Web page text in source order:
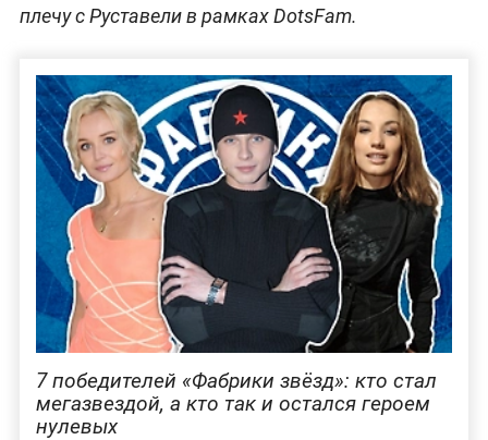
плечу с Руставели в рамках DotsFam.
7 победителей «Фабрики звёзд»: кто стал
мегазвездой, а кто так и остался героем
нулевых